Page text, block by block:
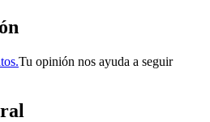
Tu opinión nos ayuda a seguir